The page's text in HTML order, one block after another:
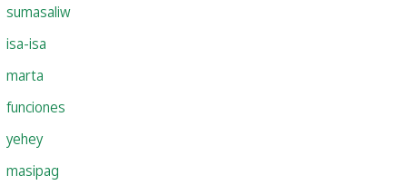
sumasaliw
isa-isa
marta
funciones
yehey
masipag